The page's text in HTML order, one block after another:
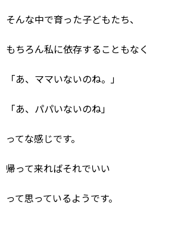
そんな中で育った子どもたち、
もちろん私に依存することもなく
「あ、ママいないのね。」
「あ、パパいないのね」
ってな感じです。
帰って来ればそれでいい
って思っているようです。